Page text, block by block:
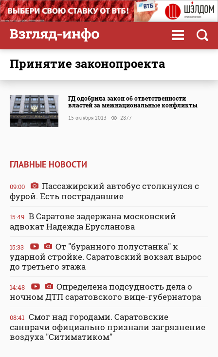
принятие законопроекта
ГД одобрила закон об ответственности
властей за межнациональные конфликты
15 октября 2013 2877
ГЛАВНЫЕ НОВОСТИ
09:00
Пассажирский автобус столкнулся с
фурой. Есть пострадавшие
15:49 В Саратове задержана московский
адвокат Надежда Ерусланова
15:33
От "буранного полустанка" к
ударной стройке. Саратовский вокзал вырос
до третьего этажа
14:48
Определена подсудность дела о
ночном ДТП саратовского вице-губернатора
08:41 Смог над городами. Саратовские
санврачи официально признали загрязнение
воздуха "Ситиматиком"